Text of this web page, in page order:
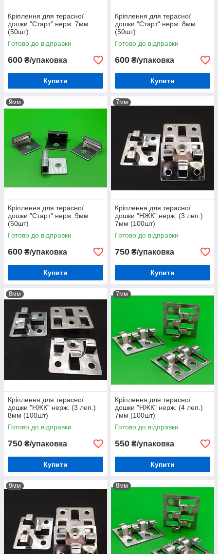
Кріплення для терасної
дошки "Старт" нерж. 7мм
(50шт)
Готово до відправки
600 ₴/упаковка
Купити
Кріплення для терасної
дошки "Старт" нерж. 8мм
(50шт)
Готово до відправки
600 ₴/упаковка
Купити
9мм
Кріплення для терасної
дошки "Старт" нерж. 9мм
(50шт)
Готово до відправки
600 ₴/упаковка
Купити
7мм
Кріплення для терасної
дошки "НЖК" нерж. (3 леп.)
7мм (100шт)
Готово до відправки
750 ₴/упаковка
Купити
8мм
Кріплення для терасної
дошки "НЖК" нерж. (3 леп.)
8мм (100шт)
Готово до відправки
750 ₴/упаковка
Купити
7мм
Кріплення для терасної
дошки "НЖК" нерж. (4 леп.)
7мм (100шт)
Готово до відправки
550 ₴/упаковка
Купити
9мм 8мм